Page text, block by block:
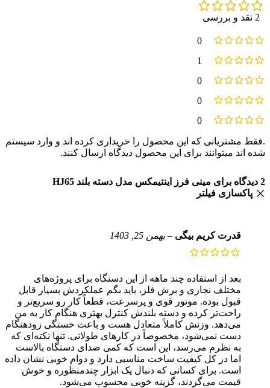
2 نقد و بررسی
0
1
0
0
0
2 دیدگاه برای
مینی فرز اینتیمکس مدل دسته بلند HJ65
پاکسازی فیلتر
قدرت کریم بیگی – بهمن 25, 1403
بعد از استفاده چند ماهه از این دستگاه برای پروژه‌های
مختلف نجاری و برش فلز، باید بگم عملکردش بسیار قابل
قبول بوده. موتور قوی و پرسرعت، قطعاً کار رو سریع‌تر و
راحت‌تر کرده و دسته بلندش کنترل بهتری هنگام کار به من
می‌دهد. وزنش کاملاً متعادل هست و باعث خستگی زودهنگام
دست نمی‌شود، مخصوصاً در کارهای طولانی. تنها نکته‌ای که
به نظرم می‌رسد، این است که کمی صدای دستگاه بالاست
اما در کل کیفیت ساخت مناسبی دارد و دوام خوبی نشان داده
است. برای کسانی که دنبال یک ابزار چندمنظوره و خوش
قیمت می‌گردند، گزینه خوبی محسوب می‌شود.
.فقط مشتریانی که این محصول را خریداری کرده اند و وارد سیستم
شده اند میتوانند برای این محصول دیدگاه ارسال کنند.